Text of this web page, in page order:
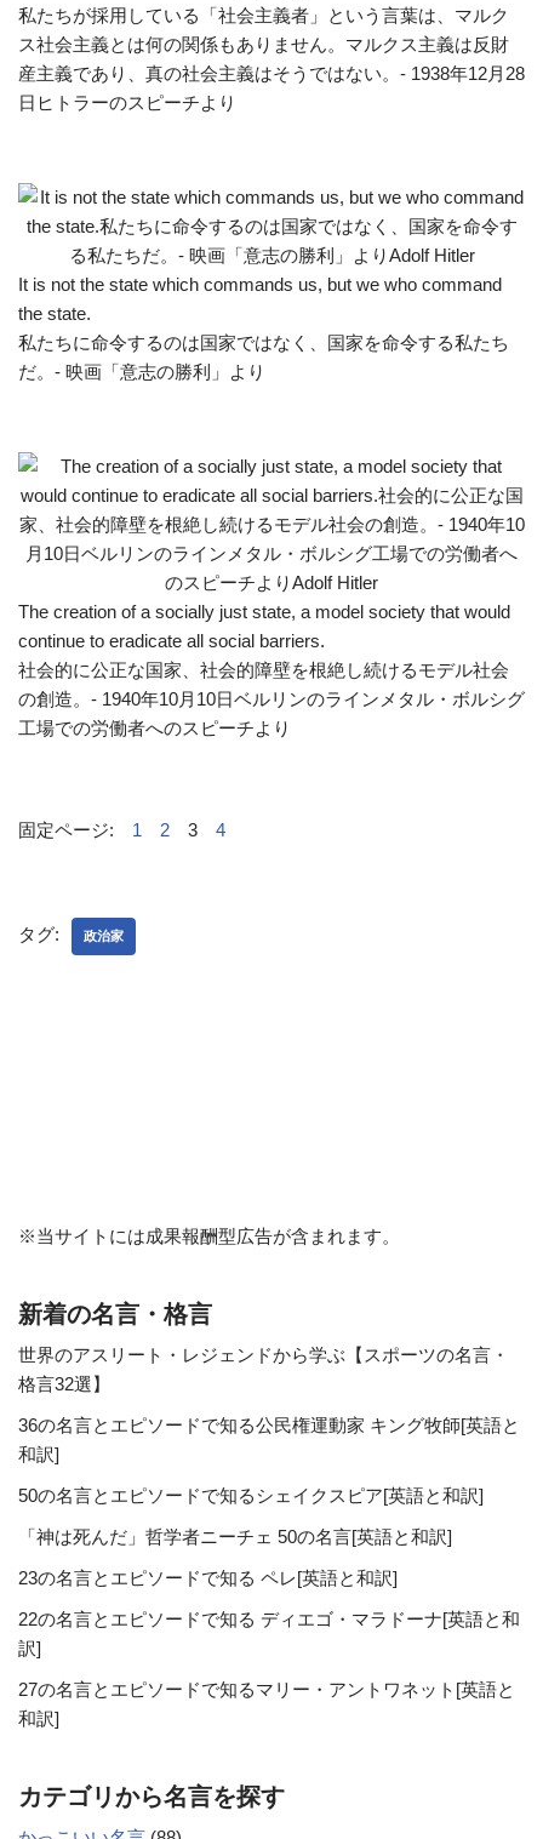
私たちが採用している「社会主義者」という言葉は、マルク
ス社会主義とは何の関係もありません。マルクス主義は反財
産主義であり、真の社会主義はそうではない。- 1938年12月28
日ヒトラーのスピーチより
It is not the state which commands us, but we who command
the state.
私たちに命令するのは国家ではなく、国家を命令する私たち
だ。- 映画「意志の勝利」より
The creation of a socially just state, a model society that would
continue to eradicate all social barriers.
社会的に公正な国家、社会的障壁を根絶し続けるモデル社会
の創造。- 1940年10月10日ベルリンのラインメタル・ボルシグ
工場での労働者へのスピーチより
固定ページ: 1 2 3 4
タグ: 政治家
※当サイトには成果報酬型広告が含まれます。
新着の名言・格言
世界のアスリート・レジェンドから学ぶ【スポーツの名言・
格言32選】
36の名言とエピソードで知る公民権運動家 キング牧師[英語と
和訳]
50の名言とエピソードで知るシェイクスピア[英語と和訳]
「神は死んだ」哲学者ニーチェ 50の名言[英語と和訳]
23の名言とエピソードで知る ペレ[英語と和訳]
22の名言とエピソードで知る ディエゴ・マラドーナ[英語と和
訳]
27の名言とエピソードで知るマリー・アントワネット[英語と
和訳]
カテゴリから名言を探す